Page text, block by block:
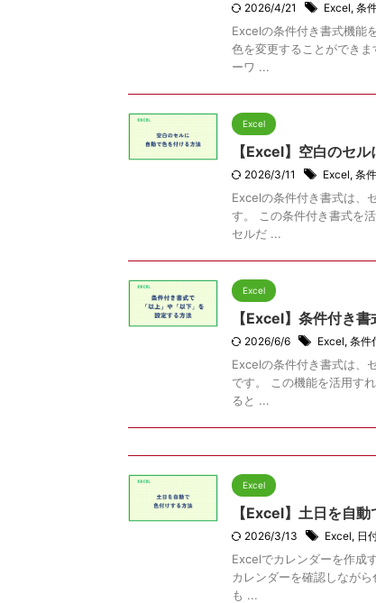
2026/4/21 Excel, 条
Excelの条件付き書式機能
色を変更することができ
ーワ ...
Excel
【Excel】空白のセ
2026/3/11 Excel, 条
Excelの条件付き書式は、
す。 この条件付き書式を
セルだ ...
Excel
【Excel】条件付き
2026/6/6 Excel, 条件
Excelの条件付き書式は、
です。 この機能を活用す
ると ...
Excel
【Excel】土日を自
2026/3/13 Excel, 日
Excelでカレンダーを作成
カレンダーを確認しなが
も ...